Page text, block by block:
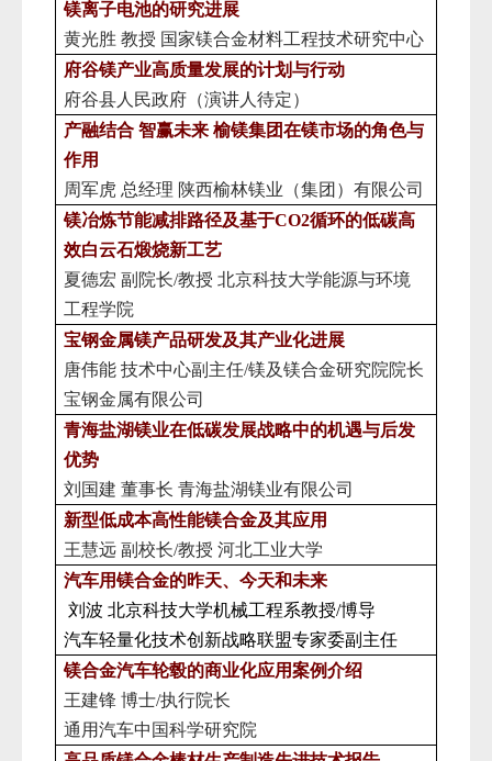
镁离子电池的研究进展
黄光胜 教授 国家镁合金材料工程技术研究中心
府谷镁产业高质量发展的计划与行动
府谷县人民政府（演讲人待定）
产融结合 智赢未来 榆镁集团在镁市场的角色与
作用
周军虎 总经理 陕西榆林镁业（集团）有限公司
镁冶炼节能减排路径及基于CO2循环的低碳高
效白云石煅烧新工艺
夏德宏 副院长/教授 北京科技大学能源与环境
工程学院
宝钢金属镁产品研发及其产业化进展
唐伟能 技术中心副主任/镁及镁合金研究院院长
宝钢金属有限公司
青海盐湖镁业在低碳发展战略中的机遇与后发
优势
刘国建 董事长 青海盐湖镁业有限公司
新型低成本高性能镁合金及其应用
王慧远 副校长/教授河北工业大学
汽车用镁合金的昨天、今天和未来
刘波 北京科技大学机械工程系教授/博导
汽车轻量化技术创新战略联盟专家委副主任
镁合金汽车轮毂的商业化应用案例介绍
王建锋 博士/执行院长
通用汽车中国科学研究院